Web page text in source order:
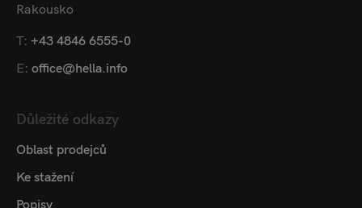
Rakousko
T: +43 4846 6555-0
E: office@hella.info
Důležité odkazy
Oblast prodejců
Ke stažení
Popisy